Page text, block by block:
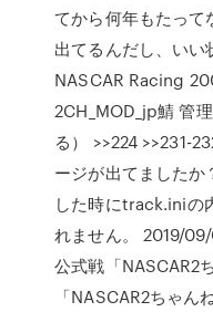
てから何年もたっ
出てるんだし、いい
NASCAR Racing
2CH_MOD_jp鯖 管
る） >>224 >>231-
ージが出てました
した時にtrack.iniの
れません。 2019/
公式戦「NASCAR2
「NASCAR2ちゃん